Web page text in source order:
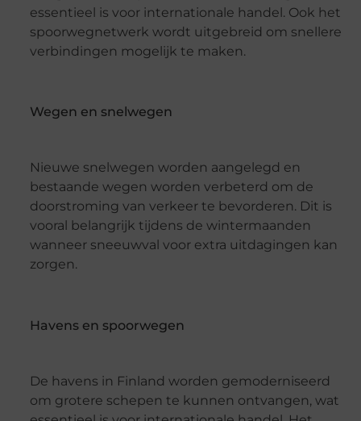
essentieel is voor internationale handel. Ook het
spoorwegnetwerk wordt uitgebreid om snellere
verbindingen mogelijk te maken.
Wegen en snelwegen
Nieuwe snelwegen worden aangelegd en
bestaande wegen worden verbeterd om de
doorstroming van verkeer te bevorderen. Dit is
vooral belangrijk tijdens de wintermaanden
wanneer sneeuwval voor extra uitdagingen kan
zorgen.
Havens en spoorwegen
De havens in Finland worden gemoderniseerd
om grotere schepen te kunnen ontvangen, wat